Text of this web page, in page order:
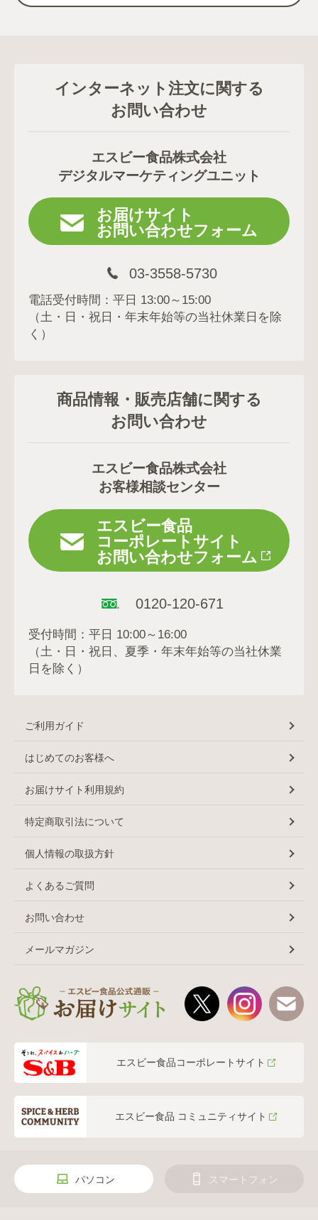
インターネット注文に関する
お問い合わせ
エスビー食品株式会社
デジタルマーケティングユニット
お届けサイト
お問い合わせフォーム
03-3558-5730
電話受付時間：平日 13:00～15:00
（土・日・祝日・年末年始等の当社休業日を除
く）
商品情報・販売店舗に関する
お問い合わせ
エスビー食品株式会社
お客様相談センター
エスビー食品
コーポレートサイト
お問い合わせフォーム
0120-120-671
受付時間：平日 10:00～16:00
（土・日・祝日、夏季・年末年始等の当社休業
日を除く）
ご利用ガイド
はじめてのお客様へ
お届けサイト利用規約
特定商取引法について
個人情報の取扱方針
よくあるご質問
お問い合わせ
メールマガジン
エスビー食品コーポレートサイト
エスビー食品 コミュニティサイト
パソコン スマートフォン